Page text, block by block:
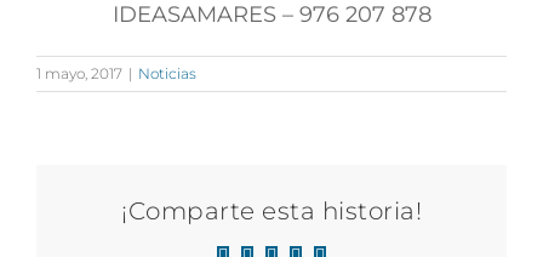
IDEASAMARES – 976 207 878
1 mayo, 2017 | Noticias
¡Comparte esta historia!